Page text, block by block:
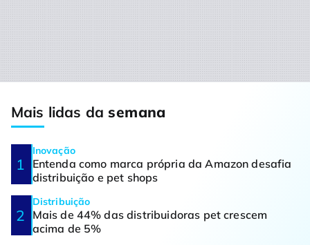
Mais lidas dasemana
Inovação
Entenda como marca própria da Amazon desafia
distribuição e pet shops
Distribuição
Mais de 44% das distribuidoras pet crescem
acima de 5%